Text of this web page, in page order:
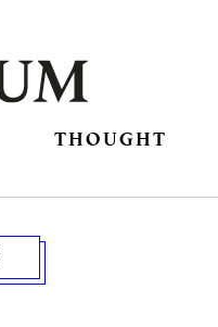
THOUGHT